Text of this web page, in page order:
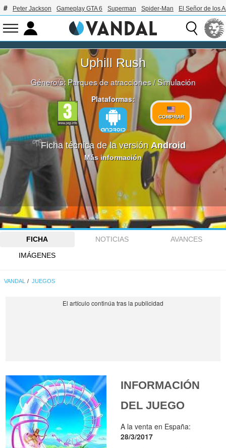
Peter Jackson Gameplay GTA 6 Superman Spider-Man El Señor de los
Uphill Rush
Género/s: Parques de atracciones/Simulación
Plataformas:
COMPRAR
Ficha técnica de la versión Android
Más información
FICHA NOTICIAS
AVANCES
IMÁGENES
VANDAL JUEGOS
INFORMACIÓN
DEL JUEGO
A la venta en España:
28/3/2017